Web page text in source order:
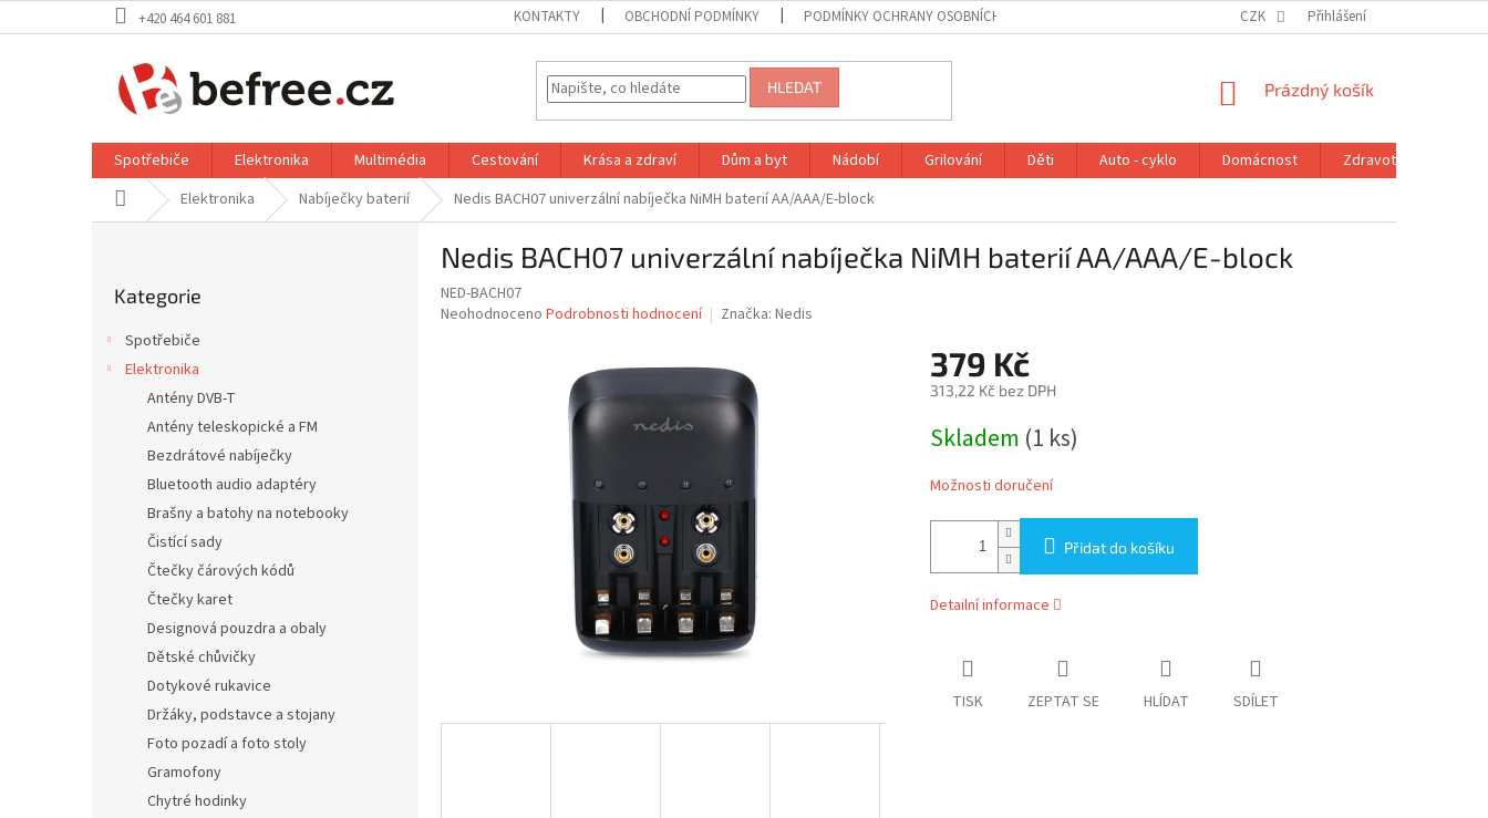
na
+420 464 601 881 KONTAKTY OBCHODNÍ PODMÍNKY PODMÍNKY OCHRANY OSOBNÍCH ÚDAJŮ VRÁCENÍ ZBOŽÍ V ZÁKONNÉ LHŮTĚ REKLAMAČNÍ ŘÁD
CZK Přihlášení
HLEDAT
NÁKUPNÍ
Prázdný košík
Spotřebiče Elektronika Multimédia Cestování Krása a zdraví Dům a byt Nádobí Grilování Děti Auto - cyklo Domácnost
Zdravotní potřeby
Domů Elektronika Nabíječky baterií Nedis BACH07 univerzální nabíječka NiMH baterií AA/AAA/E-block
kategorie
Kategorie
Spotřebiče
Elektronika
Antény DVB-T
Antény teleskopické a FM
Bezdrátové nabíječky
Bluetooth audio adaptéry
Brašny a batohy na notebooky
Čistící sady
Čtečky čárových kódů
Čtečky karet
Designová pouzdra a obaly
Dětské chůvičky
Dotykové rukavice
Držáky, podstavce a stojany
Foto pozadí a foto stoly
Gramofony
Chytré hodinky
Nedis BACH07 univerzální nabíječka NiMH baterií AA/AAA/E-block
NED-BACH07
Průměrné
Neohodnoceno Podrobnosti hodnocení Značka: Nedis
379 Kč
313,22 Kč bez DPH
cena:
Skladem (1 ks)
Možnosti doručení
Přidat do košíku
Detailní informace
TISK ZEPTAT SE HLÍDAT SDÍLET